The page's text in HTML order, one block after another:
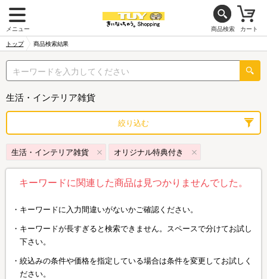
メニュー 商品検索 カート
トップ 商品検索結果
生活・インテリア雑貨
絞り込む
生活・インテリア雑貨 オリジナル特典付き
キーワードに関連した商品は見つかりませんでした。
キーワードに入力間違いがないかご確認ください。
キーワードが長すぎると検索できません。スペースで分けてお試し
下さい。
絞込みの条件や価格を指定している場合は条件を変更してお試しく
ださい。